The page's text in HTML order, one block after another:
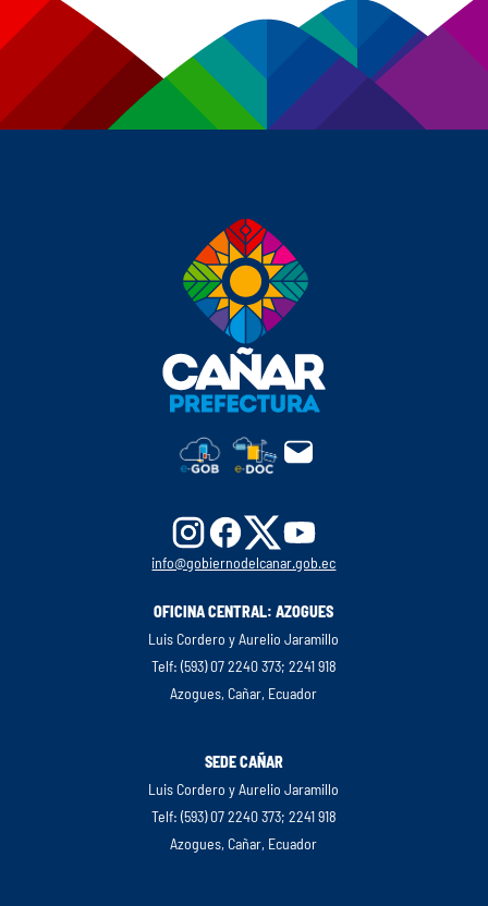
info@gobiernodelcanar.gob.ec
OFICINA CENTRAL: AZOGUES
Luis Cordero y Aurelio Jaramillo
Telf: (593) 07 2240 373; 2241 918
Azogues, Cañar, Ecuador
SEDE CAÑAR
Luis Cordero y Aurelio Jaramillo
Telf: (593) 07 2240 373; 2241 918
Azogues, Cañar, Ecuador